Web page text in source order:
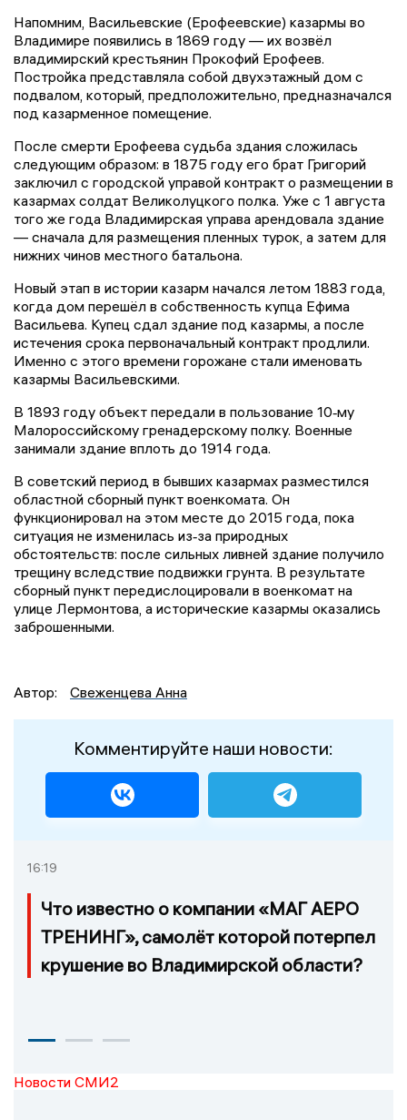
Напомним, Васильевские (Ерофеевские) казармы во
Владимире появились в 1869 году — их возвёл
владимирский крестьянин Прокофий Ерофеев.
Постройка представляла собой двухэтажный дом с
подвалом, который, предположительно, предназначался
под казарменное помещение.
После смерти Ерофеева судьба здания сложилась
следующим образом: в 1875 году его брат Григорий
заключил с городской управой контракт о размещении в
казармах солдат Великолуцкого полка. Уже с 1 августа
того же года Владимирская управа арендовала здание
— сначала для размещения пленных турок, а затем для
нижних чинов местного батальона.
Новый этап в истории казарм начался летом 1883 года,
когда дом перешёл в собственность купца Ефима
Васильева. Купец сдал здание под казармы, а после
истечения срока первоначальный контракт продлили.
Именно с этого времени горожане стали именовать
казармы Васильевскими.
В 1893 году объект передали в пользование 10‑му
Малороссийскому гренадерскому полку. Военные
занимали здание вплоть до 1914 года.
В советский период в бывших казармах разместился
областной сборный пункт военкомата. Он
функционировал на этом месте до 2015 года, пока
ситуация не изменилась из‑за природных
обстоятельств: после сильных ливней здание получило
трещину вследствие подвижки грунта. В результате
сборный пункт передислоцировали в военкомат на
улице Лермонтова, а исторические казармы оказались
заброшенными.
Автор: Свеженцева Анна
Комментируйте наши новости:
16:19
Что известно о компании «МАГ АЕРО
ТРЕНИНГ», самолёт которой потерпел
крушение во Владимирской области?
Новости СМИ2